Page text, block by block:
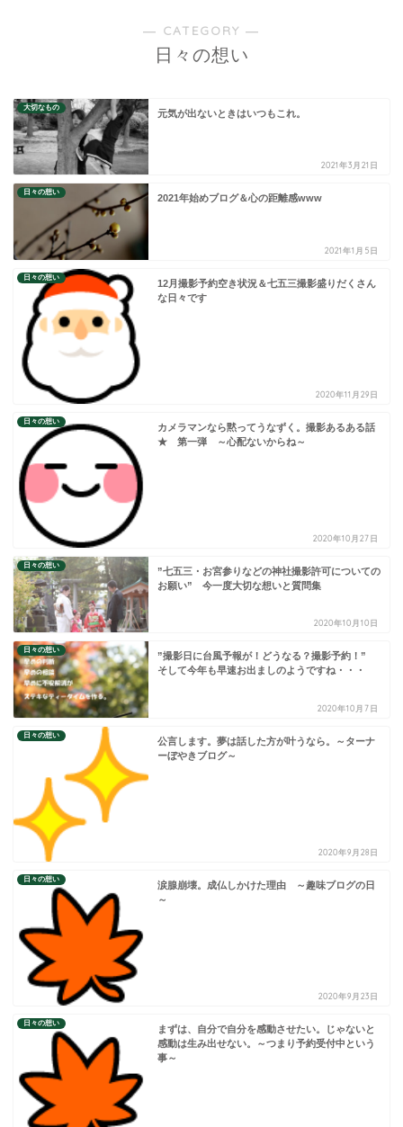
― CATEGORY ―
日々の想い
大切なもの
元気が出ないときはいつもこれ。
2021年3月21日
日々の想い
2021年始めブログ＆心の距離感www
2021年1月5日
日々の想い
12月撮影予約空き状況＆七五三撮影盛りだくさん
な日々です
2020年11月29日
日々の想い
カメラマンなら黙ってうなずく。撮影あるある話
★ 第一弾 ～心配ないからね～
2020年10月27日
日々の想い
”七五三・お宮参りなどの神社撮影許可についての
お願い” 今一度大切な想いと質問集
2020年10月10日
日々の想い
”撮影日に台風予報が！どうなる？撮影予約！”
そして今年も早速お出ましのようですね・・・
2020年10月7日
日々の想い
公言します。夢は話した方が叶うなら。～ターナ
ーぼやきブログ～
2020年9月28日
日々の想い
涙腺崩壊。成仏しかけた理由 ～趣味ブログの日
～
2020年9月23日
日々の想い
まずは、自分で自分を感動させたい。じゃないと
感動は生み出せない。～つまり予約受付中という
事～